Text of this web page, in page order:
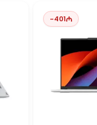
дисплея повышает
проектов и
интерьер.
-401